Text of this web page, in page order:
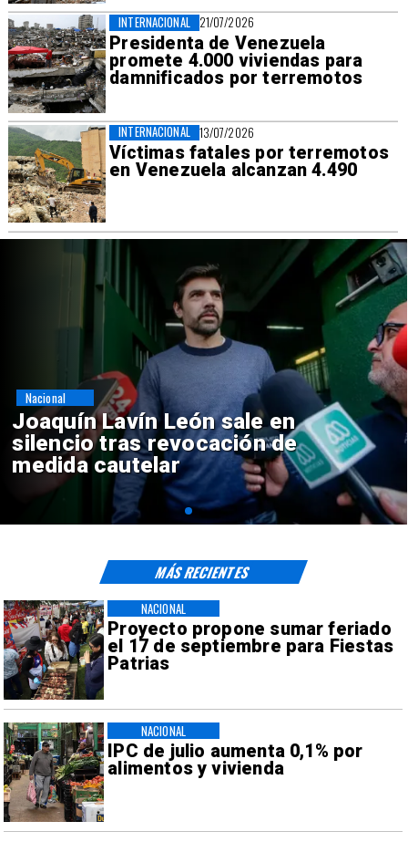
21/07/2026
Presidenta de Venezuela
promete 4.000 viviendas para
damnificados por terremotos
INTERNACIONAL
13/07/2026
Víctimas fatales por terremotos
en Venezuela alcanzan 4.490
INTERNACIONAL
Chile y Venezuela formalizan
reinicio de relaciones
consulares
Nacional
Proyecto propone sumar feriado
el 17 de septiembre para Fiestas
Patrias
NACIONAL
IPC de julio aumenta 0,1% por
alimentos y vivienda
NACIONAL
MÁS RECIENTES